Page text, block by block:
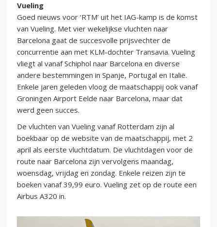
Vueling
Goed nieuws voor ‘RTM’ uit het IAG-kamp is de komst
van Vueling. Met vier wekelijkse vluchten naar
Barcelona gaat de succesvolle prijsvechter de
concurrentie aan met KLM-dochter Transavia. Vueling
vliegt al vanaf Schiphol naar Barcelona en diverse
andere bestemmingen in Spanje, Portugal en Italië.
Enkele jaren geleden vloog de maatschappij ook vanaf
Groningen Airport Eelde naar Barcelona, maar dat
werd geen succes.
De vluchten van Vueling vanaf Rotterdam zijn al
boekbaar op de website van de maatschappij, met 2
april als eerste vluchtdatum. De vluchtdagen voor de
route naar Barcelona zijn vervolgens maandag,
woensdag, vrijdag en zondag. Enkele reizen zijn te
boeken vanaf 39,99 euro. Vueling zet op de route een
Airbus A320 in.